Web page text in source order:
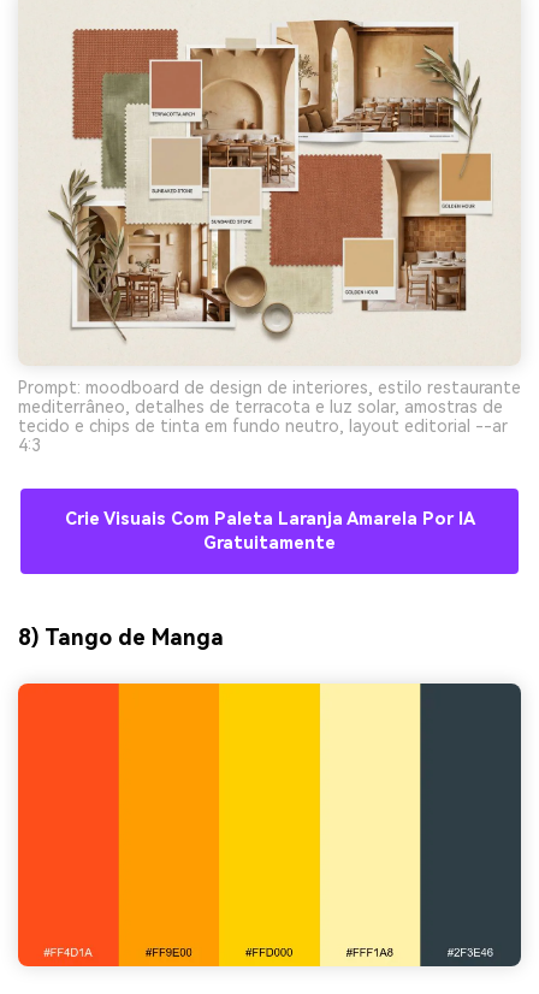
Prompt: moodboard de design de interiores, estilo restaurante
mediterrâneo, detalhes de terracota e luz solar, amostras de
tecido e chips de tinta em fundo neutro, layout editorial --ar
4:3
Crie Visuais Com Paleta Laranja Amarela Por IA
Gratuitamente
8) Tango de Manga